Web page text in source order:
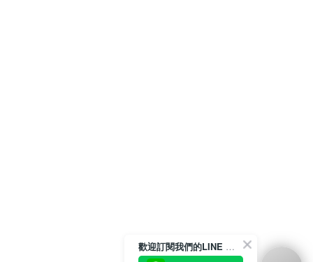
歡迎訂閱我們的LINE 官方帳號